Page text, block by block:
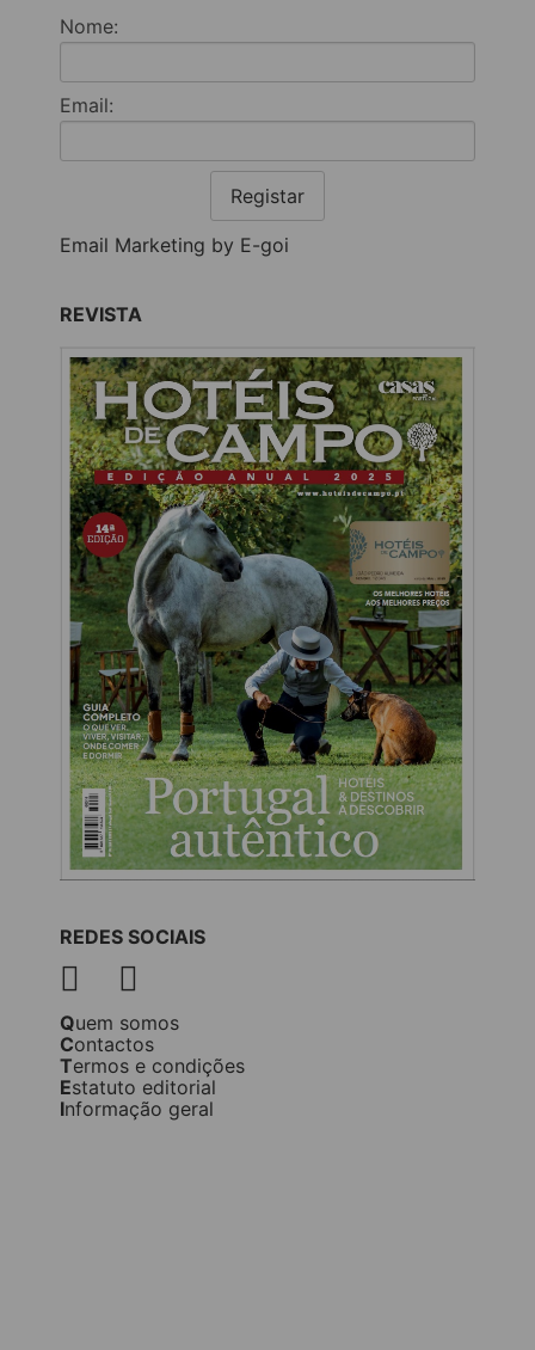
Nome:
Email:
Registar
Email Marketing by E-goi
REVISTA
REDES SOCIAIS
Quem somos
Contactos
Termos e condições
Estatuto editorial
Informação geral